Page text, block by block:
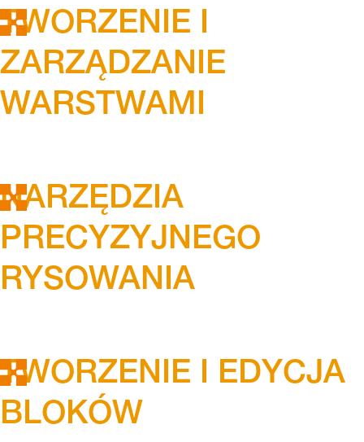
TWORZENIE I
ZARZĄDZANIE
WARSTWAMI
NARZĘDZIA
PRECYZYJNEGO
RYSOWANIA
TWORZENIE I EDYCJA
BLOKÓW